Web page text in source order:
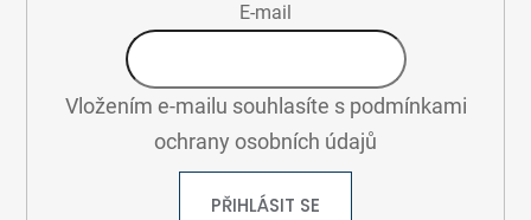
E-mail
Vložením e-mailu souhlasíte s podmínkami
ochrany osobních údajů
PŘIHLÁSIT SE